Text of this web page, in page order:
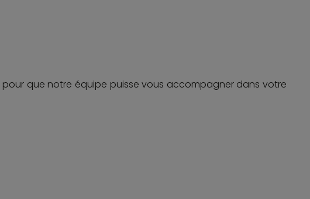
pour que notre équipe puisse vous accompagner dans votre